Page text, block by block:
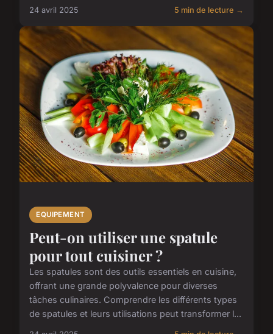
24 avril 2025 5 min de lecture →
EQUIPEMENT
Peut-on utiliser une spatule
pour tout cuisiner ?
Les spatules sont des outils essentiels en cuisine,
offrant une grande polyvalence pour diverses
tâches culinaires. Comprendre les différents types
de spatules et leurs utilisations peut transformer l...